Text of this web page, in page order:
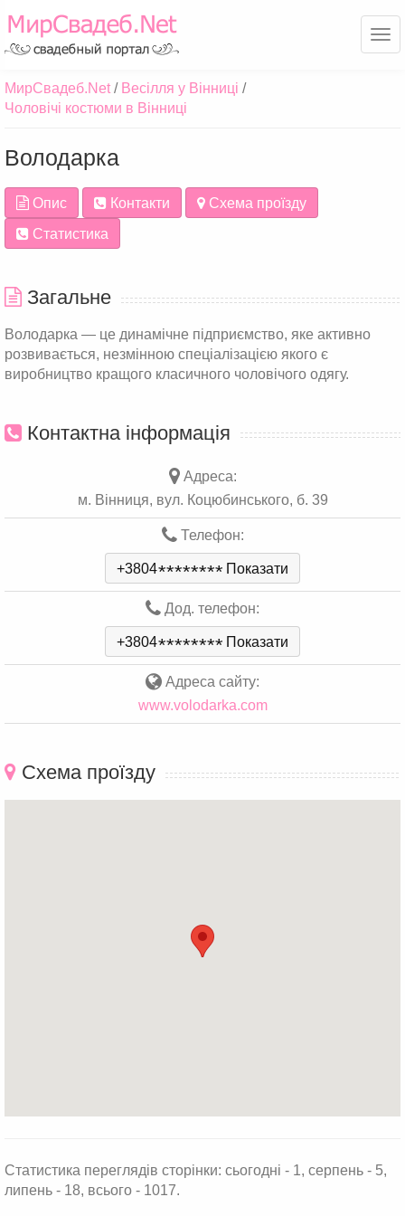
МирСвадеб.Net
Весілля у Вінниці
Чоловічі костюми в Вінниці
Володарка
Опис Контакти
Схема проїзду
Статистика
Загальне
Володарка — це динамічне підприємство, яке активно
розвивається, незмінною спеціалізацією якого є
виробництво кращого класичного чоловічого одягу.
Контактна інформація
Адреса:
м. Вінниця, вул. Коцюбинського, б. 39
Телефон:
+3804******** Показати
Дод. телефон:
+3804******** Показати
Адреса сайту:
www.volodarka.com
Схема проїзду
Статистика переглядів сторінки: сьогодні - 1, серпень - 5,
липень - 18, всього - 1017.